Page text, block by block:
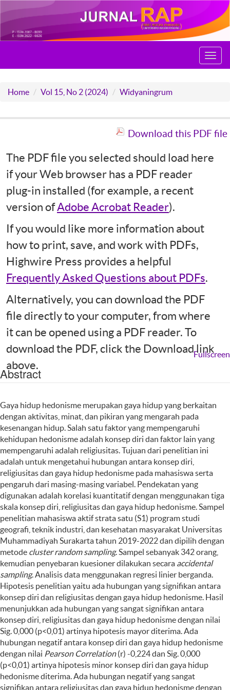
Home Vol 15, No 2 (2024) Widyaningrum
Download this PDF file
The PDF file you selected should load here
if your Web browser has a PDF reader
plug-in installed (for example, a recent
version ofAdobe Acrobat Reader).
If you would like more information about
how to print, save, and work with PDFs,
Highwire Press provides a helpful
Frequently Asked Questions about PDFs.
Alternatively, you can download the PDF
file directly to your computer, from where
it can be opened using a PDF reader. To
download the PDF, click the Download link
above.
Fullscreen
Abstract
Gaya hidup hedonisme merupakan gaya hidup yang berkaitan
dengan aktivitas, minat, dan pikiran yang mengarah pada
kesenangan hidup. Salah satu faktor yang mempengaruhi
kehidupan hedonisme adalah konsep diri dan faktor lain yang
mempengaruhi adalah religiusitas. Tujuan dari penelitian ini
adalah untuk mengetahui hubungan antara konsep diri,
religiusitas dan gaya hidup hedonisme pada mahasiswa serta
pengaruh dari masing-masing variabel. Pendekatan yang
digunakan adalah korelasi kuantitatif dengan menggunakan tiga
skala konsep diri, religiusitas dan gaya hidup hedonisme. Sampel
penelitian mahasiswa aktif strata satu (S1) program studi
geografi, teknik industri, dan kesehatan masyarakat Universitas
Muhammadiyah Surakarta tahun 2019-2022 dan dipilih dengan
metode cluster random sampling. Sampel sebanyak 342 orang,
kemudian penyebaran kuesioner dilakukan secara accidental
sampling. Analisis data menggunakan regresi linier berganda.
Hipotesis penelitian yaitu ada hubungan yang signifikan antara
konsep diri dan religiusitas dengan gaya hidup hedonisme. Hasil
menunjukkan ada hubungan yang sangat signifikan antara
konsep diri, religiusitas dan gaya hidup hedonisme dengan nilai
Sig. 0,000 (p<0,01) artinya hipotesis mayor diterima. Ada
hubungan negatif antara konsep diri dan gaya hidup hedonisme
dengan nilai Pearson Correlation(r) -0,224 dan Sig. 0,000
(p<0,01) artinya hipotesis minor konsep diri dan gaya hidup
hedonisme diterima. Ada hubungan negatif yang sangat
signifikan antara religiusitas dan gaya hidup hedonisme dengan